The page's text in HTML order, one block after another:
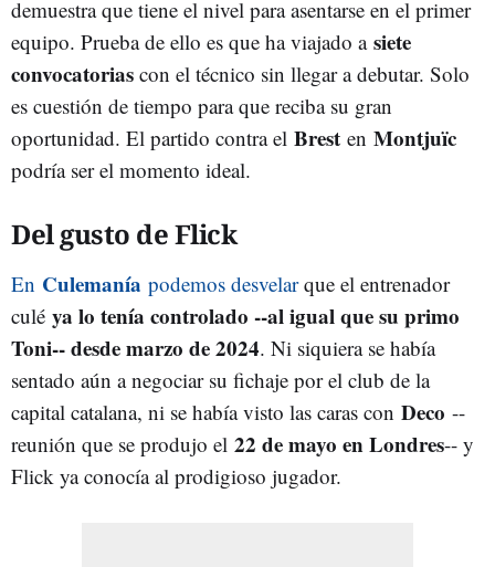
demuestra que tiene el nivel para asentarse en el primer
equipo. Prueba de ello es que ha viajado a siete
convocatorias con el técnico sin llegar a debutar. Solo
es cuestión de tiempo para que reciba su gran
oportunidad. El partido contra el Brest en Montjuïc
podría ser el momento ideal.
Del gusto de Flick
En Culemanía podemos desvelarque el entrenador
culé ya lo tenía controlado --al igual que su primo
Toni-- desde marzo de 2024. Ni siquiera se había
sentado aún a negociar su fichaje por el club de la
capital catalana, ni se había visto las caras con Deco --
reunión que se produjo el 22 de mayo en Londres-- y
Flick ya conocía al prodigioso jugador.